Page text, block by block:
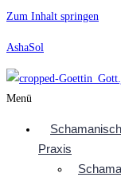
Zum Inhalt springen
AshaSol
Menü
Praxis